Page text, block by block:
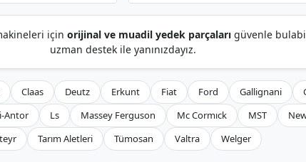
için orijinal ve muadil yedek parçaları güvenle
uzman destek ile yanınızdayız.
Claas Deutz Erkunt Fiat Ford Gallignani
Antor Ls Massey Ferguson Mc Cormıck MST
Tarım Aletleri Tümosan Valtra Welger